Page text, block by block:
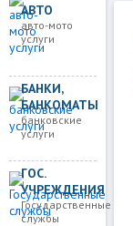
АВТО
авто-мото
услуги
БАНКИ,
БАНКОМАТЫ
банковские
услуги
ГОС.
УЧРЕЖДЕНИЯ
Государственные
службы